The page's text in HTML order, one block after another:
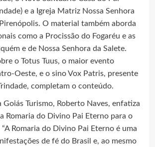
e a Igreja Matriz Nossa Senhora
O material também aborda
como a Procissão do Fogaréu e as
e de Nossa Senhora da Salete.
o Totus Tuus, o maior evento
Oeste, e o sino Vox Patris, presente
completam o conteúdo.
Goiás Turismo, Roberto Naves, enfatiza
Romaria do Divino Pai Eterno para o
Romaria do Divino Pai Eterno é uma
de fé do Brasil e, ao mesmo